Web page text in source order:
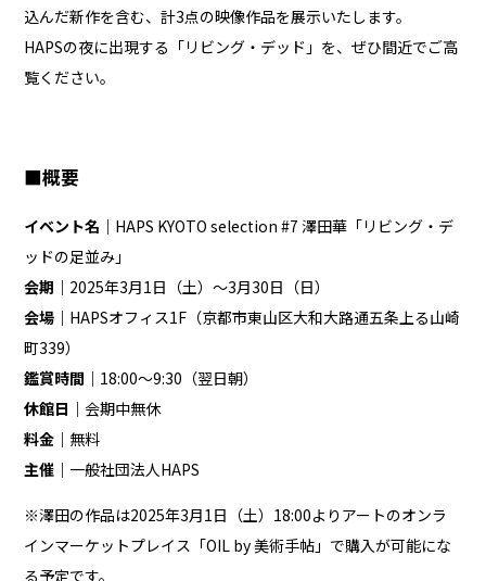
込んだ新作を含む、計3点の映像作品を展示いたします。
HAPSの夜に出現する「リビング・デッド」を、ぜひ間近でご高
覧ください。
■概要
イベント名｜ HAPS KYOTO selection #7 澤田華「リビング・デ
ッドの足並み」
会期｜ 2025年3月1日（土）〜3月30日（日）
会場｜ HAPSオフィス1F（京都市東山区大和大路通五条上る山崎
町339）
鑑賞時間｜ 18:00〜9:30（翌日朝）
休館日｜会期中無休
料金｜ 無料
主催｜ 一般社団法人HAPS
※澤田の作品は2025年3月1日（土）18:00よりアートのオンラ
インマーケットプレイス「OIL by 美術⼿帖 」で購入が可能にな
る予定です。